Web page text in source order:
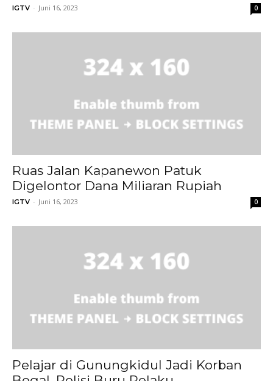
IGTV - Juni 16, 2023 0
Ruas Jalan Kapanewon Patuk
Digelontor Dana Miliaran Rupiah
IGTV - Juni 16, 2023 0
Pelajar di Gunungkidul Jadi Korban